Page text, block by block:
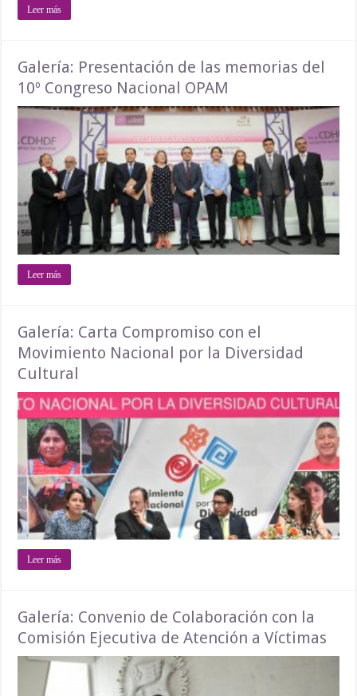
Leer más
Galería: Presentación de las memorias del
10º Congreso Nacional OPAM
Leer más
Galería: Carta Compromiso con el
Movimiento Nacional por la Diversidad
Cultural
Leer más
Galería: Convenio de Colaboración con la
Comisión Ejecutiva de Atención a Víctimas